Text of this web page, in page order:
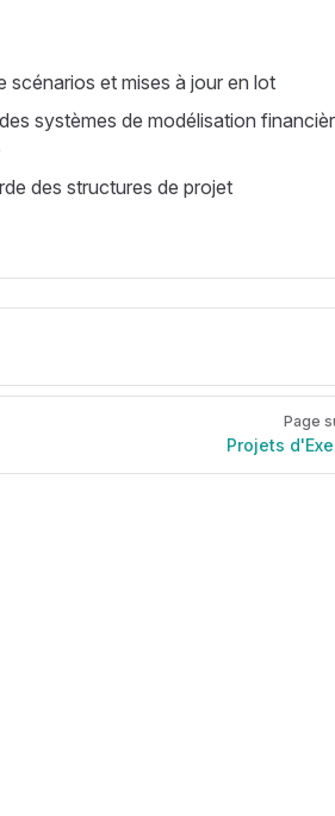
scénarios et mises à jour en lot
systèmes de modélisation
des structures de projet
Page
Projets